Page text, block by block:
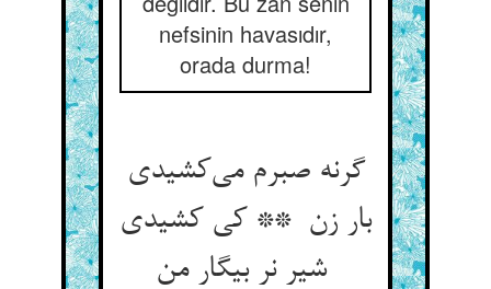
nefsinin havasıdır,
orada durma!
گرنه صبرم می‌کشیدی
بار زن ** کی کشیدی
شیر نر بیگار من